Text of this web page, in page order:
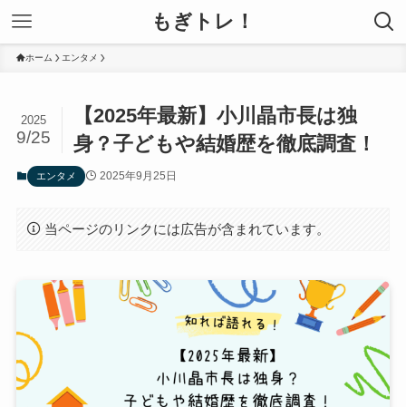
もぎトレ！
ホーム エンタメ
【2025年最新】小川晶市長は独
身？子どもや結婚歴を徹底調査！
2025
9/25
エンタメ 2025年9月25日
当ページのリンクには広告が含まれています。